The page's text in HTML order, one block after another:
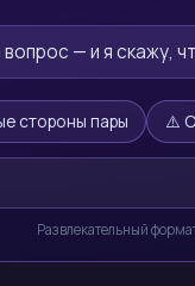
— и я скажу,
стороны пары ⚠️
Развлекательный